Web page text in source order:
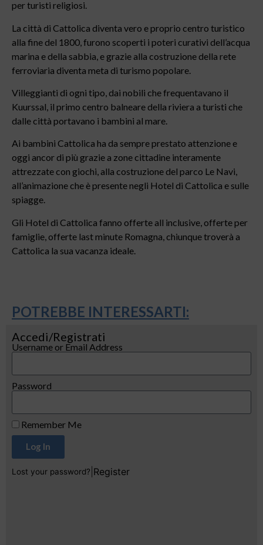
per turisti religiosi.
La città di Cattolica diventa vero e proprio centro turistico
alla fine del 1800, furono scoperti i poteri curativi dell’acqua
marina e della sabbia, e grazie alla costruzione della rete
ferroviaria diventa meta di turismo popolare.
Villeggianti di ogni tipo, dai nobili che frequentavano il
Kuurssal, il primo centro balneare della riviera a turisti che
dalle città portavano i bambini al mare.
Ai bambini Cattolica ha da sempre prestato attenzione e
oggi ancor di più grazie a zone cittadine interamente
attrezzate con giochi, alla costruzione del parco Le Navi,
all’animazione che è presente negli Hotel di Cattolica e sulle
spiagge.
Gli Hotel di Cattolica fanno offerte all inclusive, offerte per
famiglie, offerte last minute Romagna, chiunque troverà a
Cattolica la sua vacanza ideale.
POTREBBE INTERESSARTI:
Accedi/Registrati
Username or Email Address
Password
Remember Me
Log In
Lost your password? Register